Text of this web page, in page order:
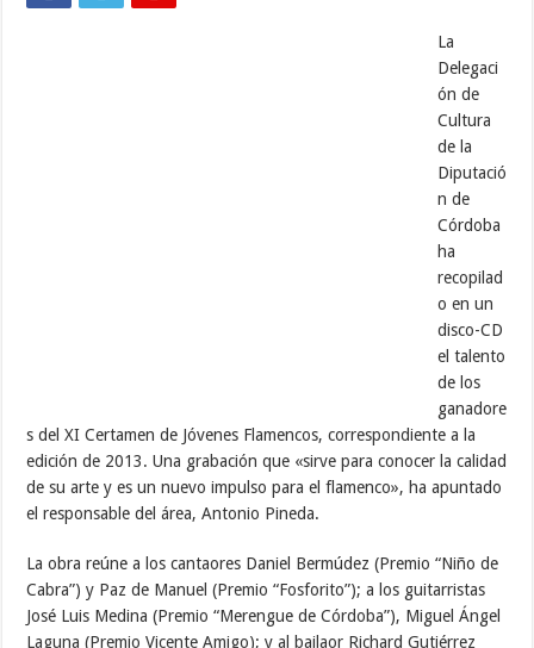
La
Delegaci
ón de
Cultura
de la
Diputació
n de
Córdoba
ha
recopilad
o en un
disco-CD
el talento
de los
ganadore
s del XI Certamen de Jóvenes Flamencos, correspondiente a la
edición de 2013. Una grabación que «sirve para conocer la calidad
de su arte y es un nuevo impulso para el flamenco», ha apuntado
el responsable del área, Antonio Pineda.
La obra reúne a los cantaores Daniel Bermúdez (Premio “Niño de
Cabra”) y Paz de Manuel (Premio “Fosforito”); a los guitarristas
José Luis Medina (Premio “Merengue de Córdoba”), Miguel Ángel
Laguna (Premio Vicente Amigo); y al bailaor Richard Gutiérrez